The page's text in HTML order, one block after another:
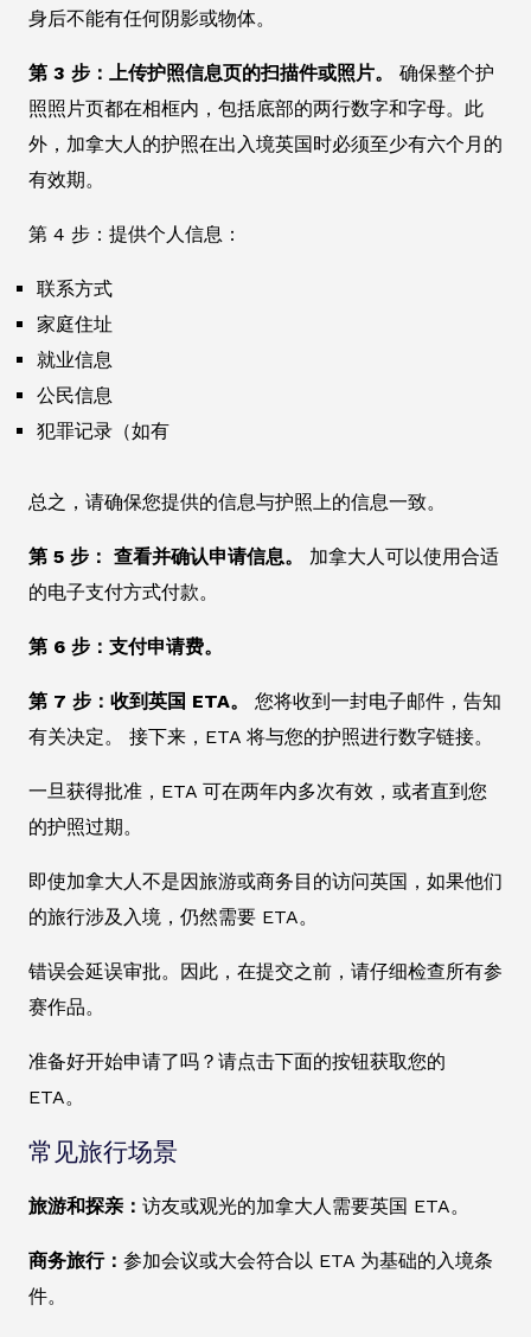
身后不能有任何阴影或物体。
第 3 步：上传护照信息页的扫描件或照片。
确保整个护
照照片页都在相框内，包括底部的两行数字和字母。此
外，加拿大人的护照在出入境英国时必须至少有六个月的
有效期。
第 4 步：提供个人信息：
联系方式
家庭住址
就业信息
公民信息
犯罪记录（如有
总之，请确保您提供的信息与护照上的信息一致。
第 5 步： 查看并确认申请信息。
加拿大人可以使用合适
的电子支付方式付款。
第 6 步：支付申请费。
第 7 步：收到英国 ETA。 您将收到一封电子邮件，告知
有关决定。 接下来，ETA 将与您的护照进行数字链接。
一旦获得批准，ETA 可在两年内多次有效，或者直到您
的护照过期。
即使加拿大人不是因旅游或商务目的访问英国，如果他们
的旅行涉及入境，仍然需要 ETA。
错误会延误审批。因此，在提交之前，请仔细检查所有参
赛作品。
准备好开始申请了吗？请点击下面的按钮获取您的
ETA。
常见旅行场景
旅游和探亲： 访友或观光的加拿大人需要英国 ETA。
商务旅行： 参加会议或大会符合以 ETA 为基础的入境条
件。